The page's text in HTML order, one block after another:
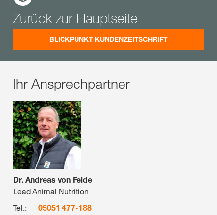
Zurück zur Hauptseite
BLICKPUNKT KUNDENZEITSCHRIFT
Ihr Ansprechpartner
Dr. Andreas von Felde
Lead Animal Nutrition
Tel.:
05051 477-188